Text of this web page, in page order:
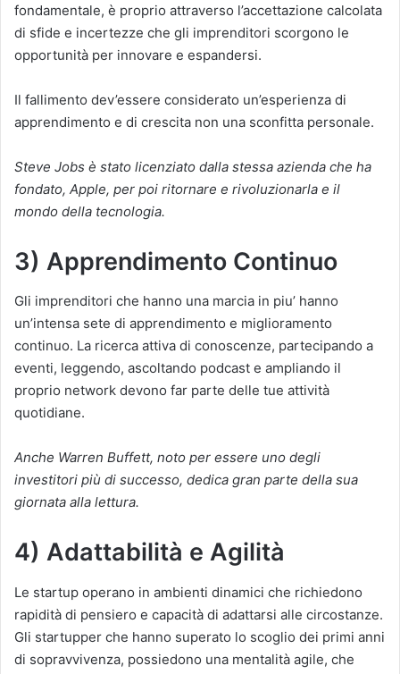
fondamentale, è proprio attraverso l’accettazione calcolata
di sfide e incertezze che gli imprenditori scorgono le
opportunità per innovare e espandersi.
Il fallimento dev’essere considerato un’esperienza di
apprendimento e di crescita non una sconfitta personale.
Steve Jobs è stato licenziato dalla stessa azienda che ha
fondato, Apple, per poi ritornare e rivoluzionarla e il
mondo della tecnologia.
3) Apprendimento Continuo
Gli imprenditori che hanno una marcia in piu’ hanno
un’intensa sete di apprendimento e miglioramento
continuo. La ricerca attiva di conoscenze, partecipando a
eventi, leggendo, ascoltando podcast e ampliando il
proprio network devono far parte delle tue attività
quotidiane.
Anche Warren Buffett, noto per essere uno degli
investitori più di successo, dedica gran parte della sua
giornata alla lettura.
4) Adattabilità e Agilità
Le startup operano in ambienti dinamici che richiedono
rapidità di pensiero e capacità di adattarsi alle circostanze.
Gli startupper che hanno superato lo scoglio dei primi anni
di sopravvivenza, possiedono una mentalità agile, che